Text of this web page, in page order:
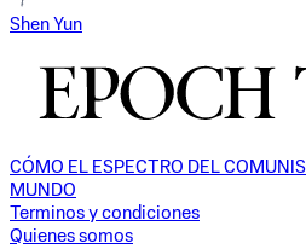
Shen Yun
CÓMO EL ESPECTRO DEL
MUNDO
Terminos y condiciones
Quienes somos